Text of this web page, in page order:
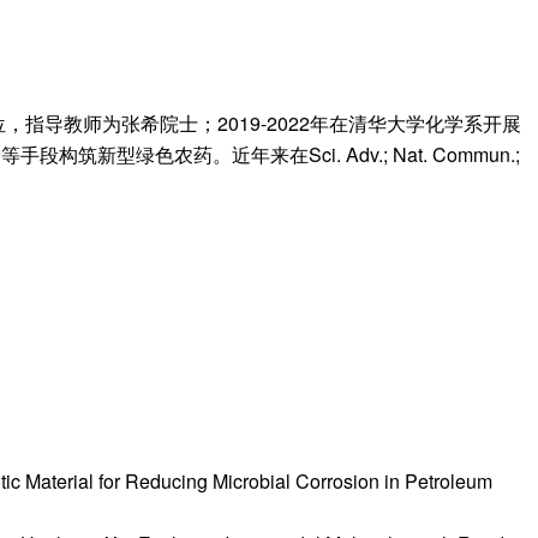
指导教师为张希院士；2019-2022年在清华大学化学系开展
段构筑新型绿色农药。近年来在Sci. Adv.; Nat. Commun.;
Material for Reducing Microbial Corrosion in Petroleum